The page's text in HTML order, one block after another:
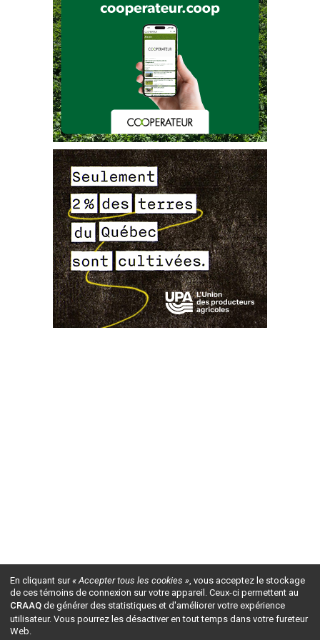
En cliquant sur« Accepter tous les cookies », vous acceptez le stockage
de ces témoins de connexion sur votre appareil. Ceux-ci permettent au
CRAAQ de générer des statistiques et d'améliorer votre expérience
utilisateur. Vous pourrez les désactiver en tout temps dans votre fureteur
Web.